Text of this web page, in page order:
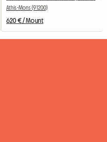
Athis-Mons (91200)
620 € / Mount